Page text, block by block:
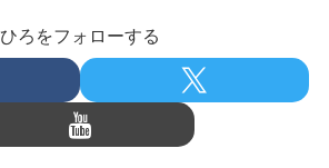
ひろをフォローする